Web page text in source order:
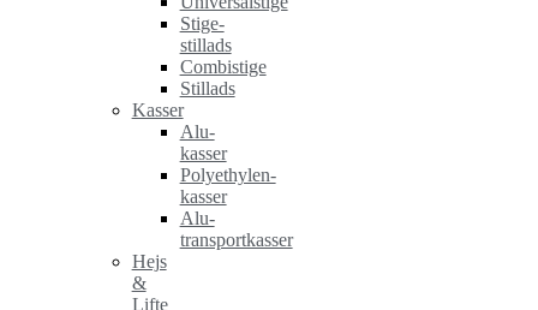
Stige-
stillads
Combistige
Stillads
Kasser
Alu-
kasser
Polyethylen-
kasser
Alu-
transportkasser
Hejs
&
Lifte